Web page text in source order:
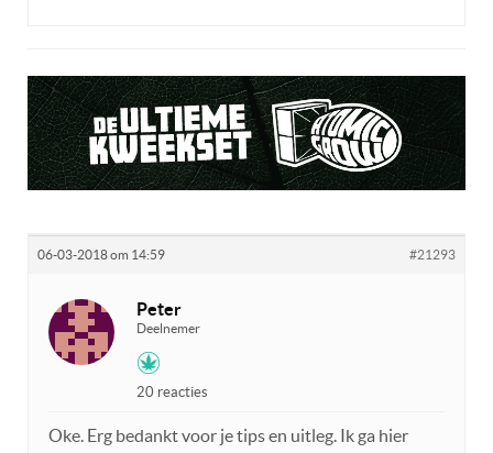
06-03-2018 om 14:59 #21293
Peter
Deelnemer
20 reacties
Oke. Erg bedankt voor je tips en uitleg. Ik ga hier